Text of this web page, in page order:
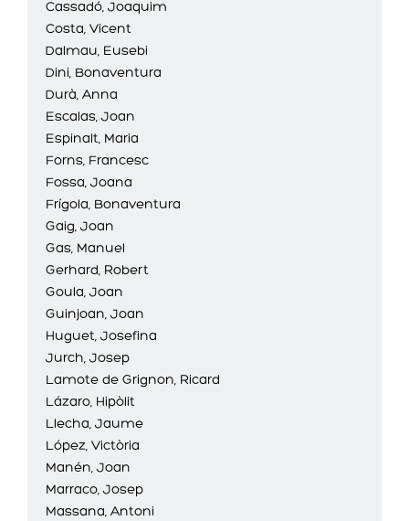
Cassadó, Joaquim
Costa, Vicent
Dalmau, Eusebi
Dini, Bonaventura
Durà, Anna
Escalas, Joan
Espinalt, Maria
Forns, Francesc
Fossa, Joana
Frígola, Bonaventura
Gaig, Joan
Gas, Manuel
Gerhard, Robert
Goula, Joan
Guinjoan, Joan
Huguet, Josefina
Jurch, Josep
Lamote de Grignon, Ricard
Lázaro, Hipòlit
Llecha, Jaume
López, Victòria
Manén, Joan
Marraco, Josep
Massana, Antoni